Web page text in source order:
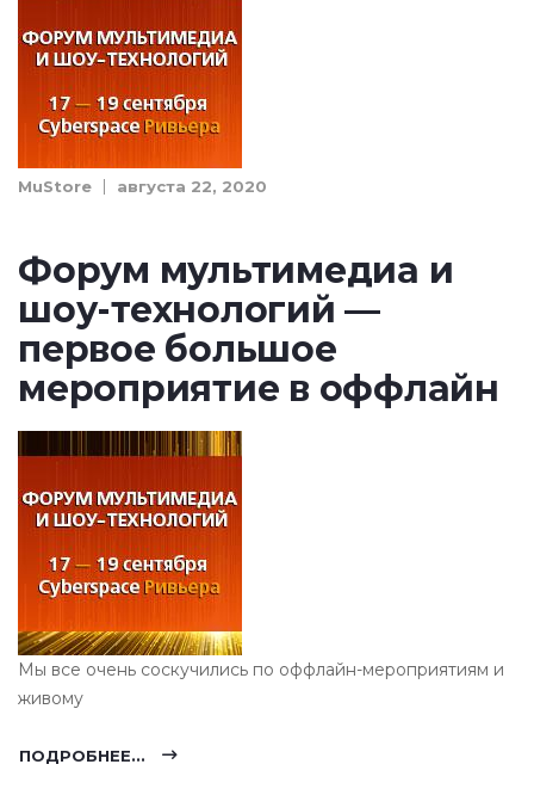
Форум мультимедиа и
шоу-технологий —
первое большое
мероприятие в оффлайн
MuStore августа 22, 2020
Мы все очень соскучились по оффлайн-мероприятиям и
живому
ПОДРОБНЕЕ...